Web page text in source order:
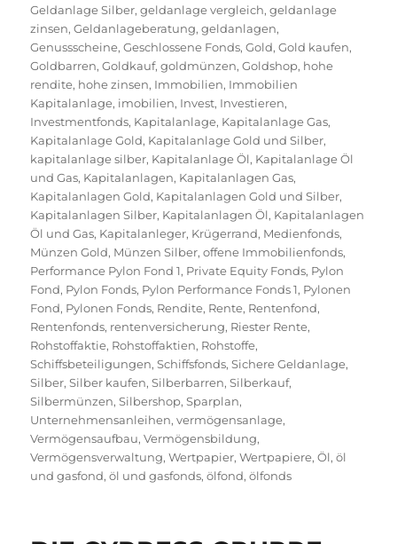
Geldanlage Silber,geldanlage vergleich,geldanlage
zinsen,Geldanlageberatung,geldanlagen,
Genussscheine,Geschlossene Fonds,Gold,Gold kaufen,
Goldbarren,Goldkauf,goldmünzen,Goldshop, hohe
rendite, hohe zinsen, Immobilien, Immobilien
Kapitalanlage, imobilien, Invest, Investieren,
Investmentfonds, Kapitalanlage, Kapitalanlage Gas,
Kapitalanlage Gold, Kapitalanlage Gold und Silber,
kapitalanlage silber, Kapitalanlage Öl, Kapitalanlage Öl
und Gas, Kapitalanlagen, Kapitalanlagen Gas,
Kapitalanlagen Gold, Kapitalanlagen Gold und Silber,
Kapitalanlagen Silber, Kapitalanlagen Öl, Kapitalanlagen
Öl und Gas, Kapitalanleger, Krügerrand, Medienfonds,
Münzen Gold, Münzen Silber,offene Immobilienfonds,
Performance Pylon Fond 1, Private Equity Fonds, Pylon
Fond, Pylon Fonds, Pylon Performance Fonds 1, Pylonen
Fond, Pylonen Fonds, Rendite, Rente, Rentenfond,
Rentenfonds, rentenversicherung, Riester Rente,
Rohstoffaktie, Rohstoffaktien, Rohstoffe,
Schiffsbeteiligungen,Schiffsfonds,Sichere Geldanlage,
Silber,Silber kaufen,Silberbarren,Silberkauf,
Silbermünzen,Silbershop,Sparplan,
Unternehmensanleihen,vermögensanlage,
Vermögensaufbau,Vermögensbildung,
Vermögensverwaltung,Wertpapier,Wertpapiere,Öl,öl
und gasfond,öl und gasfonds,ölfond,ölfonds